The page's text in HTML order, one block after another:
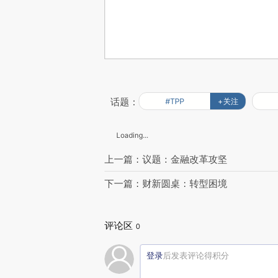
话题： #TPP +关注
Loading...
上一篇：议题：金融改革攻坚
下一篇：财新圆桌：转型困境
评论区 0
登录后发表评论得积分